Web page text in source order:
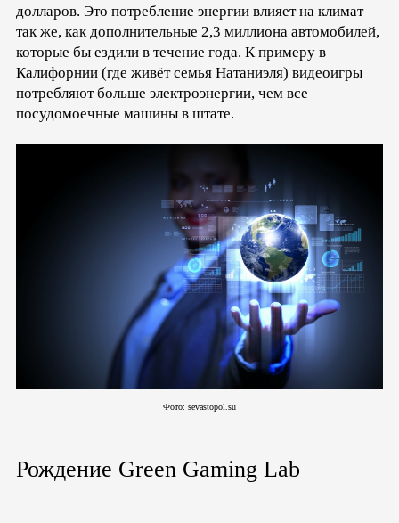
долларов. Это потребление энергии влияет на климат
так же, как дополнительные 2,3 миллиона автомобилей,
которые бы ездили в течение года. К примеру в
Калифорнии (где живёт семья Натаниэля) видеоигры
потребляют больше электроэнергии, чем все
посудомоечные машины в штате.
Фото: sevastopol.su
Рождение Green Gaming Lab